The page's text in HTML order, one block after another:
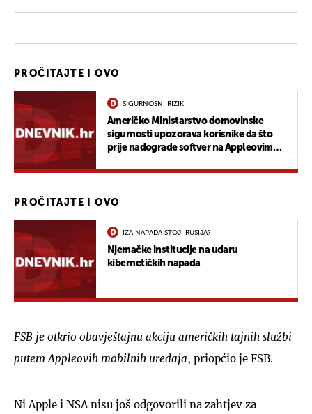
PROČITAJTE I OVO
SIGURNOSNI RIZIK
Američko Ministarstvo domovinske
sigurnosti upozorava korisnike da što
prije nadograde softver na Appleovim
PROČITAJTE I OVO
IZA NAPADA STOJI RUSIJA?
Njemačke institucije na udaru
kibernetičkih napada
FSB je otkrio obavještajnu akciju američkih tajnih službi
putem Appleovih mobilnih uređaja, priopćio je FSB.
Ni Apple i NSA nisu još odgovorili na zahtjev za